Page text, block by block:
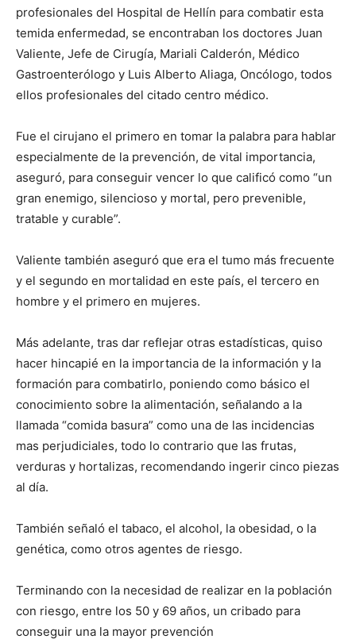
profesionales del Hospital de Hellín para combatir esta
temida enfermedad, se encontraban los doctores Juan
Valiente, Jefe de Cirugía, Mariali Calderón, Médico
Gastroenterólogo y Luis Alberto Aliaga, Oncólogo, todos
ellos profesionales del citado centro médico.
Fue el cirujano el primero en tomar la palabra para hablar
especialmente de la prevención, de vital importancia,
aseguró, para conseguir vencer lo que calificó como “un
gran enemigo, silencioso y mortal, pero prevenible,
tratable y curable”.
Valiente también aseguró que era el tumo más frecuente
y el segundo en mortalidad en este país, el tercero en
hombre y el primero en mujeres.
Más adelante, tras dar reflejar otras estadísticas, quiso
hacer hincapié en la importancia de la información y la
formación para combatirlo, poniendo como básico el
conocimiento sobre la alimentación, señalando a la
llamada “comida basura” como una de las incidencias
mas perjudiciales, todo lo contrario que las frutas,
verduras y hortalizas, recomendando ingerir cinco piezas
al día.
También señaló el tabaco, el alcohol, la obesidad, o la
genética, como otros agentes de riesgo.
Terminando con la necesidad de realizar en la población
con riesgo, entre los 50 y 69 años, un cribado para
conseguir una la mayor prevención